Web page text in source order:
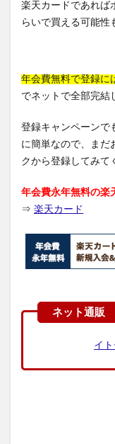
楽天カードであれば
らいで買える可能性
年会費無料で登録に
でネットで全部完結
登録キャンペーンで
に簡単なので、まだ
クから登録してみて
年会費永年無料の楽
⇒ 楽天カード
イ